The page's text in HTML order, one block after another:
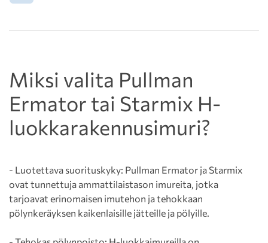
Miksi valita Pullman
Ermator tai Starmix H-
luokkarakennusimuri?
- Luotettava suorituskyky: Pullman Ermator ja Starmix
ovat tunnettuja ammattilaistason imureita, jotka
tarjoavat erinomaisen imutehon ja tehokkaan
pölynkeräyksen kaikenlaisille jätteille ja pölyille.